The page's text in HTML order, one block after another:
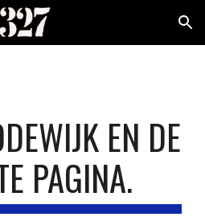
Skip to navigation
EN DE
PAGINA.